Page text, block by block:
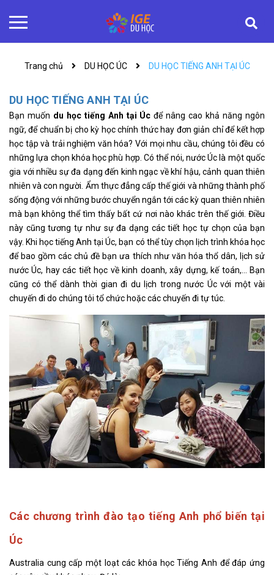
Trang chủ DU HỌC ÚC DU HỌC TIẾNG ANH TẠI ÚC
DU HỌC TIẾNG ANH TẠI ÚC
Bạn muốn du học tiếng Anh tại Úc để nâng cao khả năng ngôn
ngữ, để chuẩn bị cho kỳ học chính thức hay đơn giản chỉ để kết hợp
học tập và trải nghiệm văn hóa? Với mọi nhu cầu, chúng tôi đều có
những lựa chọn khóa học phù hợp. Có thể nói, nước Úc là một quốc
gia với nhiều sự đa dạng đến kinh ngạc về khí hậu, cảnh quan thiên
nhiên và con người. Ẩm thực đẳng cấp thế giới và những thành phố
sống động với những bước chuyển ngắn tới các kỳ quan thiên nhiên
mà bạn không thể tìm thấy bất cứ nơi nào khác trên thế giới. Điều
này cũng tương tự như sự đa dạng các tiết học tự chọn của bạn
vậy. Khi học tiếng Anh tại Úc, bạn có thể tùy chọn lịch trình khóa học
để bao gồm các chủ đề bạn ưa thích như văn hóa thổ dân, lịch sử
nước Úc, hay các tiết học về kinh doanh, xây dựng, kế toán,... Bạn
cũng có thể dành thời gian đi du lịch trong nước Úc với một vài
chuyến đi do chúng tôi tổ chức hoặc các chuyến đi tự túc.
Các chương trình đào tạo tiếng Anh phổ biến tại
Úc
Australia cung cấp một loạt các khóa học Tiếng Anh để đáp ứng